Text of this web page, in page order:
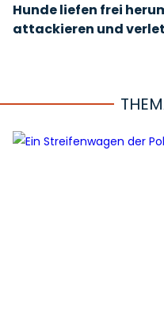
Hunde liefen frei
attackieren und